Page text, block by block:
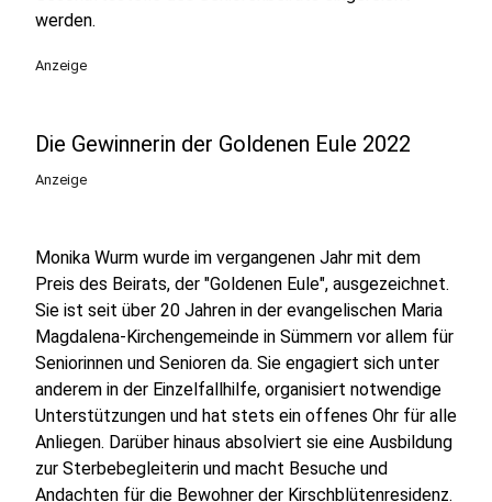
werden.
Anzeige
Die Gewinnerin der Goldenen Eule 2022
Anzeige
Monika Wurm wurde im vergangenen Jahr mit dem
Preis des Beirats, der "Goldenen Eule", ausgezeichnet.
Sie ist seit über 20 Jahren in der evangelischen Maria
Magdalena-Kirchengemeinde in Sümmern vor allem für
Seniorinnen und Senioren da. Sie engagiert sich unter
anderem in der Einzelfallhilfe, organisiert notwendige
Unterstützungen und hat stets ein offenes Ohr für alle
Anliegen. Darüber hinaus absolviert sie eine Ausbildung
zur Sterbebegleiterin und macht Besuche und
Andachten für die Bewohner der Kirschblütenresidenz.